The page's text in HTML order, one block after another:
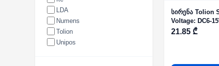
LDA
Numens
Tolion
Unipos
სირენა Tolion
Voltage: DC6-
21.85 ₾